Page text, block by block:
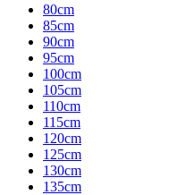
80cm
85cm
90cm
95cm
100cm
105cm
110cm
115cm
120cm
125cm
130cm
135cm